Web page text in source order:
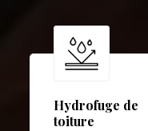
Hydrofuge de
toiture